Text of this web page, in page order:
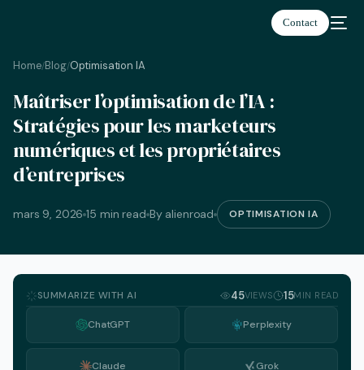
Contact
Home/Blog/Optimisation IA
Maîtriser l’optimisation de l’IA :
Stratégies pour les marketeurs
numériques et les propriétaires
d’entreprises
mars 9, 2026 15 min read By alienroad OPTIMISATION IA
SUMMARIZE WITH AI 45VIEWS 15MIN READ
ChatGPT Perplexity
Claude Grok
Français